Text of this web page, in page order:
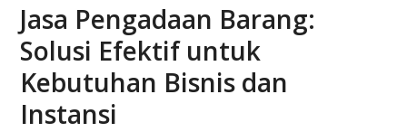
Jasa Pengadaan Barang:
Solusi Efektif untuk
Kebutuhan Bisnis dan
Instansi